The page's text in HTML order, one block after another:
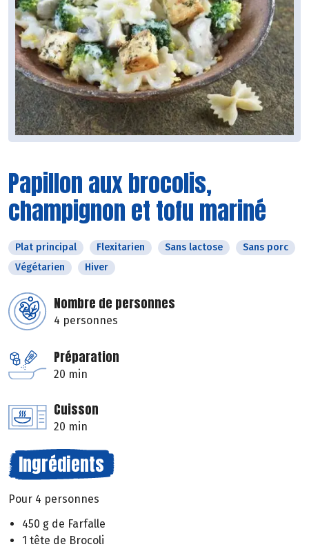
Papillon aux brocolis,
champignon et tofu mariné
Plat principal Flexitarien Sans lactose
Sans porc
Végétarien
Hiver
Nombre de personnes
4 personnes
Préparation
20 min
Cuisson
20 min
Ingrédients
Pour 4 personnes
450 g de Farfalle
1 tête de Brocoli